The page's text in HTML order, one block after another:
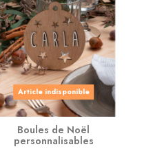
Article indisponible
Boules de Noël
personnalisables